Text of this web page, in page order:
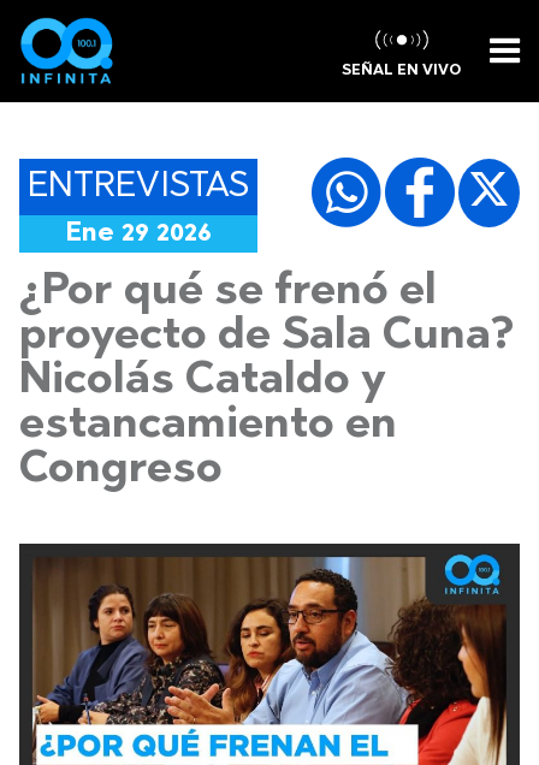
SEÑAL EN VIVO
ENTREVISTAS
Ene 29 2026
¿Por qué se frenó el
proyecto de Sala Cuna?
Nicolás Cataldo y
estancamiento en
Congreso